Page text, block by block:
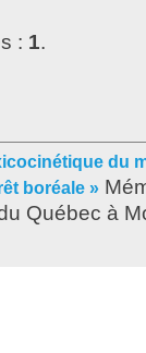
: 1.
du
boréale »
Québec à